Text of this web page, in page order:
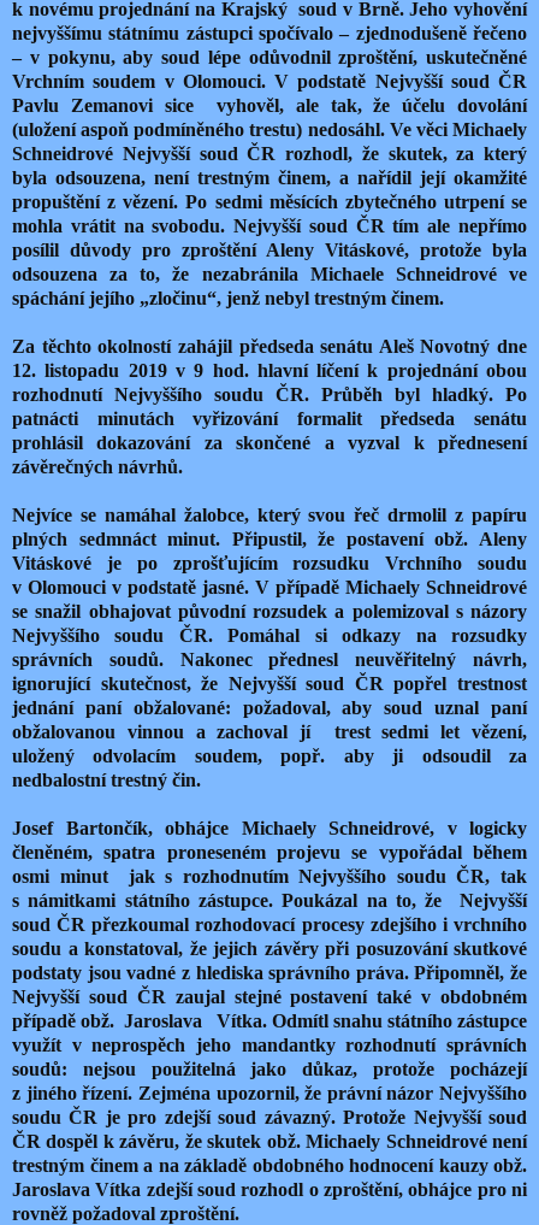
k novému projednání na Krajský soud v Brně. Jeho vyhovění
nejvyššímu státnímu zástupci spočívalo – zjednodušeně řečeno
– v pokynu, aby soud lépe odůvodnil zproštění, uskutečněné
Vrchním soudem v Olomouci. V podstatě Nejvyšší soud ČR
Pavlu Zemanovi sice
vyhověl, ale tak, že účelu dovolání
(uložení aspoň podmíněného trestu) nedosáhl. Ve věci Michaely
Schneidrové Nejvyšší soud ČR rozhodl, že skutek, za který
byla odsouzena, není trestným činem, a nařídil její okamžité
propuštění z vězení. Po sedmi měsících zbytečného utrpení se
mohla vrátit na svobodu. Nejvyšší soud ČR tím ale nepřímo
posílil důvody pro zproštění Aleny Vitáskové, protože byla
odsouzena za to, že nezabránila Michaele Schneidrové ve
spáchání jejího „zločinu“, jenž nebyl trestným činem.
Za těchto okolností zahájil předseda senátu Aleš Novotný dne
12. listopadu 2019 v 9 hod. hlavní líčení k projednání obou
rozhodnutí Nejvyššího soudu ČR. Průběh byl hladký. Po
patnácti minutách vyřizování formalit předseda senátu
prohlásil dokazování za skončené a vyzval k přednesení
závěrečných návrhů.
Nejvíce se namáhal žalobce, který svou řeč drmolil z papíru
plných sedmnáct minut. Připustil, že postavení obž. Aleny
Vitáskové je po zprošťujícím rozsudku Vrchního soudu
v Olomouci v podstatě jasné. V případě Michaely Schneidrové
se snažil obhajovat původní rozsudek a polemizoval s názory
Nejvyššího soudu ČR. Pomáhal si odkazy na rozsudky
správních soudů. Nakonec přednesl neuvěřitelný návrh,
ignorující skutečnost, že Nejvyšší soud ČR popřel trestnost
jednání paní obžalované: požadoval, aby soud uznal paní
obžalovanou vinnou a zachoval jí
trest sedmi let vězení,
uložený odvolacím soudem, popř. aby ji odsoudil za
nedbalostní trestný čin.
Josef Bartončík, obhájce Michaely Schneidrové, v logicky
členěném, spatra proneseném projevu se vypořádal během
osmi minut
jak s rozhodnutím Nejvyššího soudu ČR, tak
s námitkami státního zástupce. Poukázal na to, že
Nejvyšší
soud ČR přezkoumal rozhodovací procesy zdejšího i vrchního
soudu a konstatoval, že jejich závěry při posuzování skutkové
podstaty jsou vadné z hlediska správního práva. Připomněl, že
Nejvyšší soud ČR zaujal stejné postavení také v obdobném
případě obž. Jaroslava
Vítka. Odmítl snahu státního zástupce
využít v neprospěch jeho mandantky rozhodnutí správních
soudů: nejsou použitelná jako důkaz, protože pocházejí
z jiného řízení. Zejména upozornil, že právní názor Nejvyššího
soudu ČR je pro zdejší soud závazný. Protože Nejvyšší soud
ČR dospěl k závěru, že skutek obž. Michaely Schneidrové není
trestným činem a na základě obdobného hodnocení kauzy obž.
Jaroslava Vítka zdejší soud rozhodl o zproštění, obhájce pro ni
rovněž požadoval zproštění.